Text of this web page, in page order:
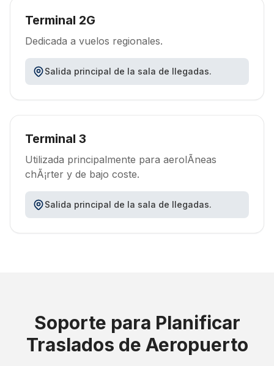
Terminal 2G
Dedicada a vuelos regionales.
Salida principal de la sala de llegadas.
Terminal 3
Utilizada principalmente para aerolÃ­neas
chÃ¡rter y de bajo coste.
Salida principal de la sala de llegadas.
Soporte para Planificar
Traslados de Aeropuerto